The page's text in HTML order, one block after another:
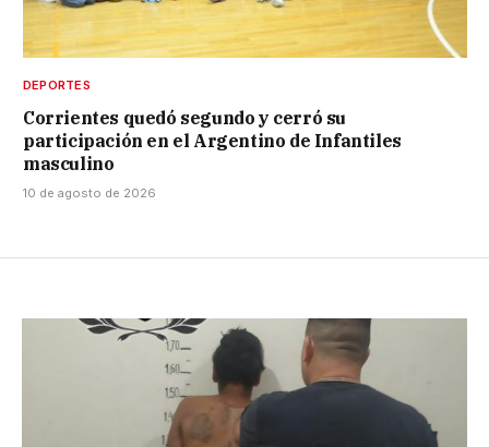
DEPORTES
Corrientes quedó segundo y cerró su
participación en el Argentino de Infantiles
masculino
10 de agosto de 2026